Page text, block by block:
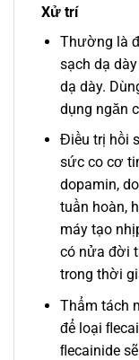
Xử trí
Thường là
sạch dạ
dạ dày.
dụng ngăn
Điều trị hồi
sức co cơ
dopamin,
tuần hoàn,
máy tạo
có nửa đời
trong thời
Thẩm tách
để loại
ﬂecainide